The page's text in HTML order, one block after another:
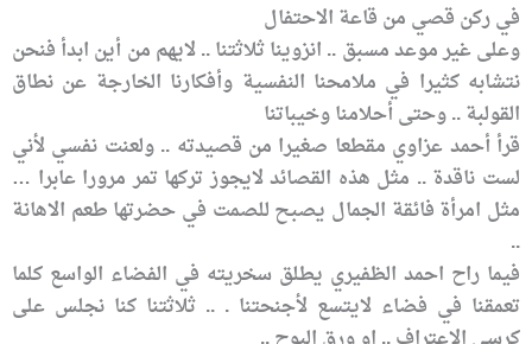
في ركن قصي من قاعة الاحتفال
وعلى غير موعد مسبق .. انزوينا ثلاثتنا .. لايهم من أين ابدأ فنحن
نتشابه كثيرا في ملامحنا النفسية وأفكارنا الخارجة عن نطاق
القولبة .. وحتى أحلامنا وخيباتنا
قرأ أحمد عزاوي مقطعا صغيرا من قصيدته .. ولعنت نفسي لأني
لست ناقدة .. مثل هذه القصائد لايجوز تركها تمر مرورا عابرا …
مثل امرأة فائقة الجمال يصبح للصمت في حضرتها طعم الاهانة
..
فيما راح احمد الظفيري يطلق سخريته في الفضاء الواسع كلما
تعمقنا في فضاء لايتسع لأجنحتنا . .. ثلاثتنا كنا نجلس على